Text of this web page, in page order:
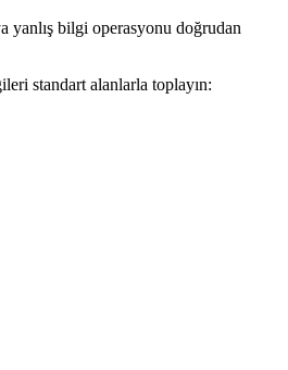
yanlış bilgi operasyonu doğrudan
standart alanlarla toplayın: